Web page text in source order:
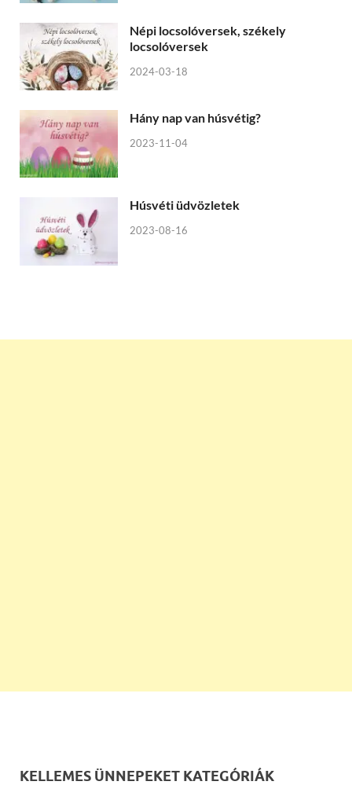
Népi locsolóversek, székely
locsolóversek
2024-03-18
Hány nap van húsvétig?
2023-11-04
Húsvéti üdvözletek
2023-08-16
KELLEMES ÜNNEPEKET KATEGÓRIÁK